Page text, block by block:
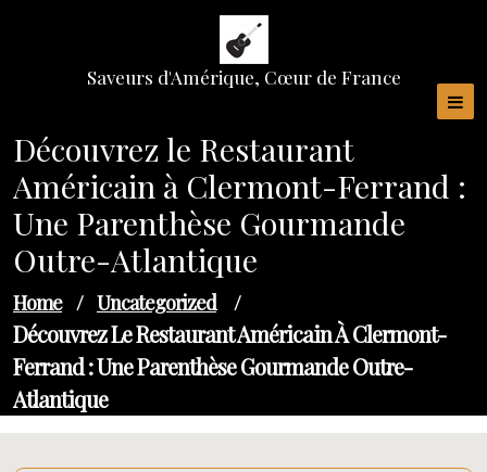
Saveurs d'Amérique, Cœur de France
Découvrez le Restaurant
Américain à Clermont-Ferrand :
Une Parenthèse Gourmande
Outre-Atlantique
Home / Uncategorized /
Découvrez Le Restaurant Américain À Clermont-
Ferrand : Une Parenthèse Gourmande Outre-
Atlantique